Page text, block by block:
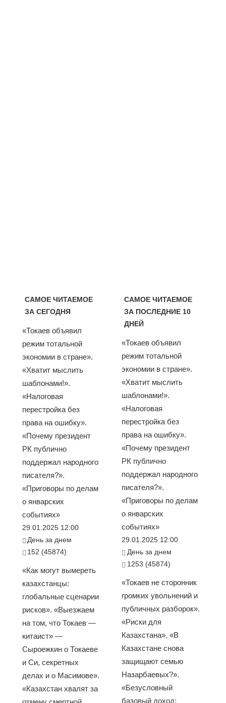
САМОЕ ЧИТАЕМОЕ
ЗА СЕГОДНЯ
«Токаев объявил
режим тотальной
экономии в стране».
«Хватит мыслить
шаблонами!».
«Налоговая
перестройка без
права на ошибку».
«Почему президент
РК публично
поддержал народного
писателя?».
«Приговоры по делам
о январских
событиях»
29.01.2025 12:00
День за днем
152 (45874)
«Как могут вымереть
казахстанцы:
глобальные сценарии
рисков». «Выезжаем
на том, что Токаев —
китаист» —
Сыроежкин о Токаеве
и Си, секретных
делах и о Масимове».
«Казахстан хвалят за
САМОЕ ЧИТАЕМОЕ
ЗА ПОСЛЕДНИЕ 10
ДНЕЙ
«Токаев объявил
режим тотальной
экономии в стране».
«Хватит мыслить
шаблонами!».
«Налоговая
перестройка без
права на ошибку».
«Почему президент
РК публично
поддержал народного
писателя?».
«Приговоры по делам
о январских
событиях»
29.01.2025 12:00
День за днем
1253 (45874)
«Токаев не сторонник
громких увольнений и
публичных разборок».
«Риски для
Казахстана». «В
Казахстане снова
защищают семью
Назарбаевых?».
«Безусловный
базовый доход: